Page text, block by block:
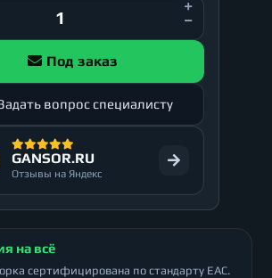
Под заказ
вопрос специалисту
GANSOR.RU
Отзывы на Яндекс
на всё
сертифицирована по стандарту ЕАС.